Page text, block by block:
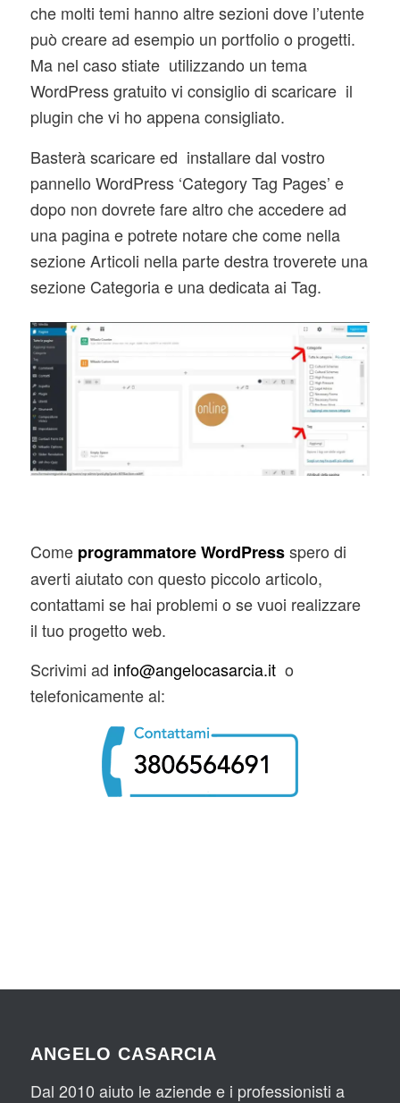
che molti temi hanno altre sezioni dove l’utente
può creare ad esempio un portfolio o progetti.
Ma nel caso stiate utilizzando un tema
WordPress gratuito vi consiglio di scaricare il
plugin che vi ho appena consigliato.
Basterà scaricare ed installare dal vostro
pannello WordPress ‘Category Tag Pages’ e
dopo non dovrete fare altro che accedere ad
una pagina e potrete notare che come nella
sezione Articoli nella parte destra troverete una
sezione Categoria e una dedicata ai Tag.
Come programmatore WordPressspero di
averti aiutato con questo piccolo articolo,
contattami se hai problemi o se vuoi realizzare
il tuo progetto web.
Scrivimi ad info@angelocasarcia.ito
telefonicamente al:
ANGELO CASARCIA
Dal 2010 aiuto le aziende e i professionisti a